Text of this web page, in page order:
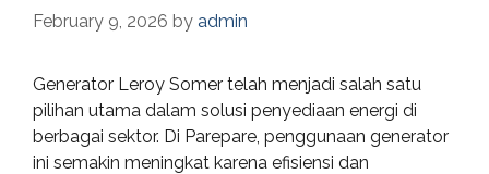
February 9, 2026 by admin
Generator Leroy Somer telah menjadi salah satu
pilihan utama dalam solusi penyediaan energi di
berbagai sektor. Di Parepare, penggunaan generator
ini semakin meningkat karena efisiensi dan